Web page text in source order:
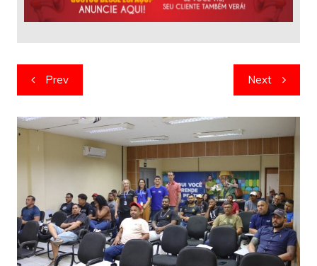
Navegação
de
artigos
Prev Next